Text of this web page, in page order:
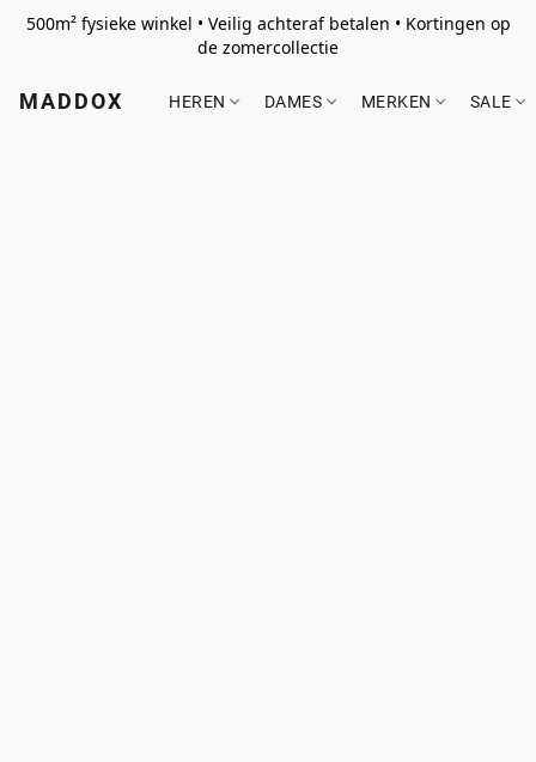
500m² fysieke winkel • Veilig achteraf betalen • Kortingen op
de zomercollectie
MADDOX HEREN DAMES MERKEN SALE